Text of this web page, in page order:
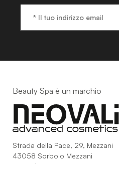
Beauty Spa è un marchio
Strada della Pace, 29, Mezzani
43058 Sorbolo Mezzani
Parma | Italy